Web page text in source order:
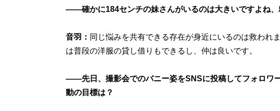
――確かに184センチの妹さんがいるのは大きいですよね、
音羽： 同じ悩みを共有できる存在が身近にいるのは救われ
は普段の洋服の貸し借りもできるし、仲は良いです。
――先日、撮影会でのバニー姿をSNSに投稿してフォロワ
動の目標は？